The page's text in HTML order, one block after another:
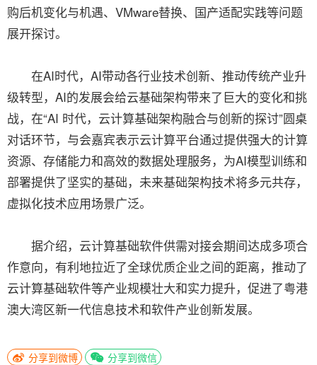
购后机变化与机遇、VMware替换、国产适配实践等问题
展开探讨。
在AI时代，AI带动各行业技术创新、推动传统产业升
级转型，AI的发展会给云基础架构带来了巨大的变化和挑
战，在“AI 时代，云计算基础架构融合与创新的探讨”圆桌
对话环节，与会嘉宾表示云计算平台通过提供强大的计算
资源、存储能力和高效的数据处理服务，为AI模型训练和
部署提供了坚实的基础，未来基础架构技术将多元共存，
虚拟化技术应用场景广泛。
据介绍，云计算基础软件供需对接会期间达成多项合
作意向，有利地拉近了全球优质企业之间的距离，推动了
云计算基础软件等产业规模壮大和实力提升，促进了粤港
澳大湾区新一代信息技术和软件产业创新发展。
分享到微博 分享到微信